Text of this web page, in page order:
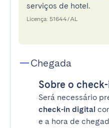
serviços de hotel.
Licença: 51644/AL
Chegada
Sobre o
Será necessário
check-in digital
e a hora de